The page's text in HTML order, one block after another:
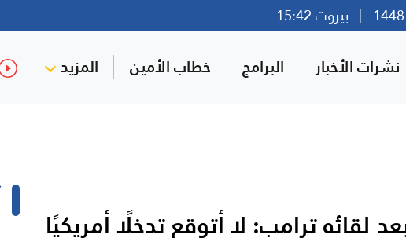
بيروت 15:42
نشرات الأخبار البرامج خطاب الأمين المزيد
لقائه ترامب: لا أتوقع تدخلًا أمريكيًا